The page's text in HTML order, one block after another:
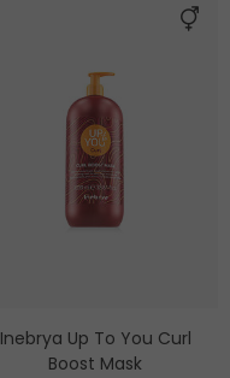
Inebrya Up To You Curl
Boost Mask